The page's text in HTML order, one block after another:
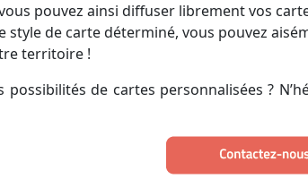
pouvez ainsi diffuser librement vos
style de carte déterminé, vous pouvez
territoire !
possibilités de cartes personnalisées ?